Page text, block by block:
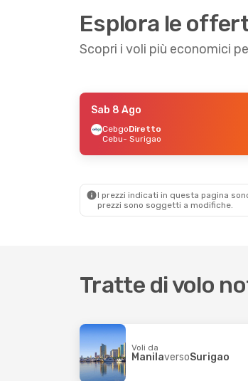
Esplora le
Scopri i voli più economici
- Mar 25 Ago
- Surigao
Sab 8 Ago
CebgoDiretto
Cebu- Surigao
I prezzi indicati in questa pagina
prezzi sono soggetti a modifiche.
Tratte di volo
Voli da
ManilaversoSurigao